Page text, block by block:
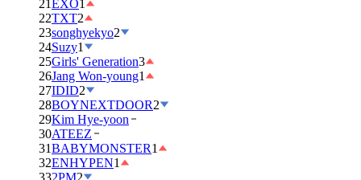
21EXO1
22TXT2
23songhyekyo2
24Suzy1
25Girls' Generation3
26Jang Won-young1
27IDID2
28BOYNEXTDOOR2
29Kim Hye-yoon
30ATEEZ
31BABYMONSTER1
32ENHYPEN1
332PM2